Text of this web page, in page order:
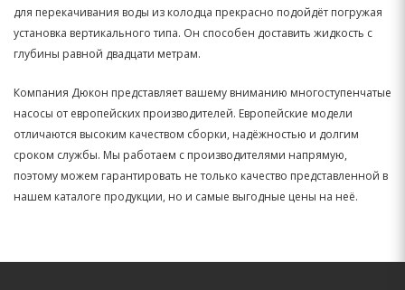
для перекачивания воды из колодца прекрасно подойдёт погружая
установка вертикального типа. Он способен доставить жидкость с
глубины равной двадцати метрам.
Компания Дюкон представляет вашему вниманию многоступенчатые
насосы от европейских производителей. Европейские модели
отличаются высоким качеством сборки, надёжностью и долгим
сроком службы. Мы работаем с производителями напрямую,
поэтому можем гарантировать не только качество представленной в
нашем каталоге продукции, но и самые выгодные цены на неё.